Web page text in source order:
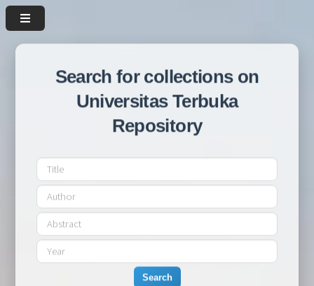
Search for collections on
Universitas Terbuka
Repository
Search